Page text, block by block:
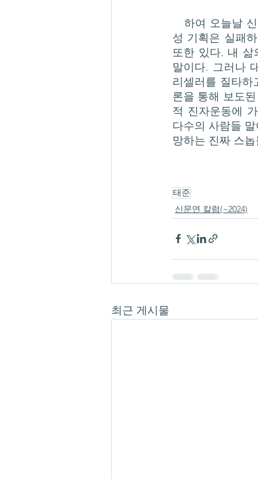
성 기획은 실패
또한 있다. 내 삶
말이다. 그러나
리셀러를 질타하
론을 통해 보도
적 진자운동에
다수의 사람들
망하는 진짜 스
태준
신문연 칼럼(~2024)
최근 게시물